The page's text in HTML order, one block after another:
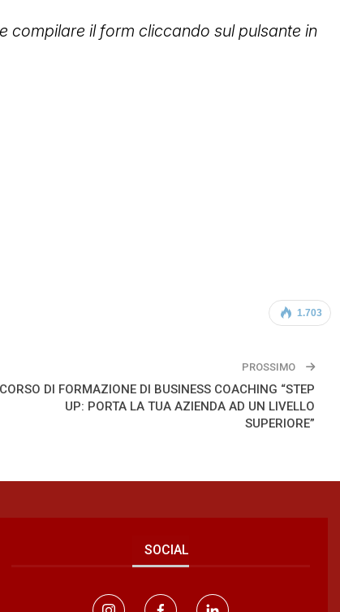
compilare il form cliccando sul pulsante in
1.703
PROSSIMO
CORSO DI FORMAZIONE DI BUSINESS COACHING “STEP
UP: PORTA LA TUA AZIENDA AD UN LIVELLO
SUPERIORE”
SOCIAL